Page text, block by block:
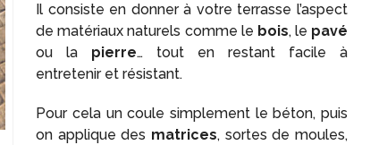
Il consiste en donner à votre terrasse l’aspect
de matériaux naturels comme le bois, le pavé
ou la pierre… tout en restant facile à
entretenir et résistant.
Pour cela un coule simplement le béton, puis
on applique des matrices, sortes de moules,